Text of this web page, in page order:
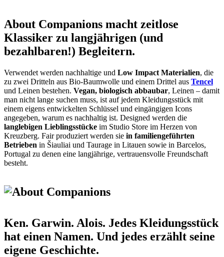
About Companions macht zeitlose
Klassiker zu langjährigen (und
bezahlbaren!) Begleitern.
Verwendet werden nachhaltige und Low Impact Materialien, die
zu zwei Dritteln aus Bio-Baumwolle und einem Drittel aus Tencel
und Leinen bestehen. Vegan, biologisch abbaubar, Leinen – damit
man nicht lange suchen muss, ist auf jedem Kleidungsstück mit
einem eigens entwickelten Schlüssel und eingängigen Icons
angegeben, warum es nachhaltig ist. Designed werden die
langlebigen Lieblingsstücke im Studio Store im Herzen von
Kreuzberg. Fair produziert werden sie in familiengeführten
Betrieben in Šiauliai und Taurage in Litauen sowie in Barcelos,
Portugal zu denen eine langjährige, vertrauensvolle Freundschaft
besteht.
Ken. Garwin. Alois. Jedes Kleidungsstück
hat einen Namen. Und jedes erzählt seine
eigene Geschichte.